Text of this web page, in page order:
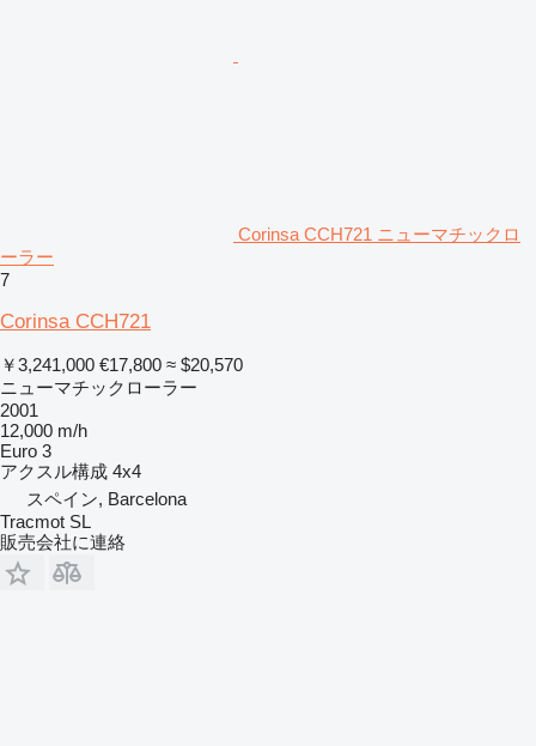
Corinsa CCH721 ニューマチックロ
ーラー
7
Corinsa CCH721
￥3,241,000 €17,800 ≈ $20,570
ニューマチックローラー
2001
12,000 m/h
Euro 3
アクスル構成 4x4
スペイン, Barcelona
Tracmot SL
販売会社に連絡